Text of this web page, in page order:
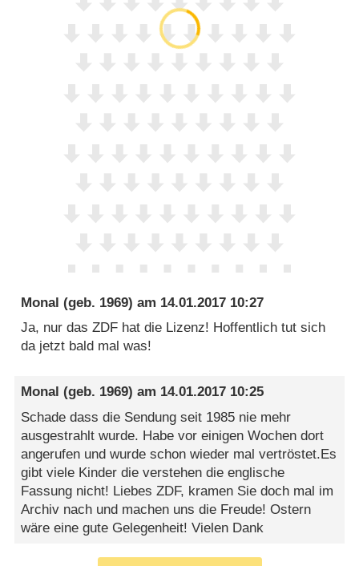
Monal (geb. 1969) am 14.01.2017 10:27
Ja, nur das ZDF hat die Lizenz! Hoffentlich tut sich
da jetzt bald mal was!
Monal (geb. 1969) am 14.01.2017 10:25
Schade dass die Sendung seit 1985 nie mehr
ausgestrahlt wurde. Habe vor einigen Wochen dort
angerufen und wurde schon wieder mal vertröstet.Es
gibt viele Kinder die verstehen die englische
Fassung nicht! Liebes ZDF, kramen Sie doch mal im
Archiv nach und machen uns die Freude! Ostern
wäre eine gute Gelegenheit! Vielen Dank